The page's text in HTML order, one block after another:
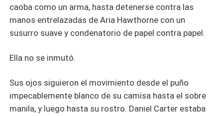
caoba como un arma, hasta detenerse contra las
manos entrelazadas de Aria Hawthorne con un
susurro suave y condenatorio de papel contra papel.
Ella no se inmutó.
Sus ojos siguieron el movimiento desde el puño
impecablemente blanco de su camisa hasta el sobre
manila, y luego hasta su rostro. Daniel Carter estaba